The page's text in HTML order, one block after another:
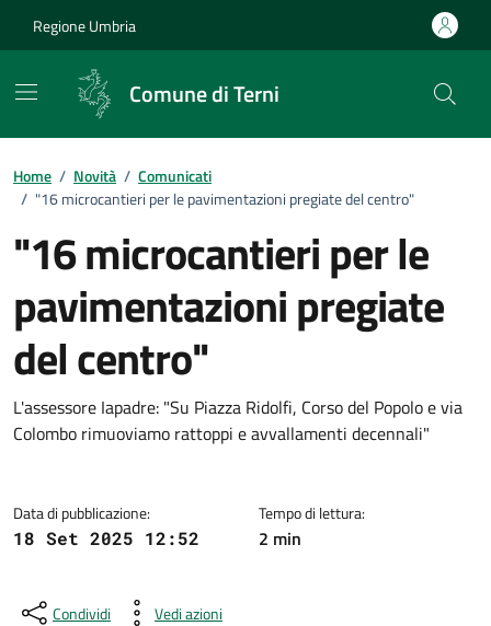
Regione Umbria
Comune di Terni
Home / Novità / Comunicati
/ "16 microcantieri per le pavimentazioni pregiate del centro"
"16 microcantieri per le
pavimentazioni pregiate
del centro"
Dettagli della notizia
L'assessore Iapadre: "Su Piazza Ridolfi, Corso del Popolo e via
Colombo rimuoviamo rattoppi e avvallamenti decennali"
Data di pubblicazione:
18 Set 2025 12:52
Tempo di lettura:
2 min
Condividi Vedi azioni